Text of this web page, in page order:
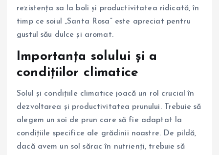
rezistența sa la boli și productivitatea ridicată, în
timp ce soiul „Santa Rosa” este apreciat pentru
gustul său dulce și aromat.
Importanța solului și a
condițiilor climatice
Solul și condițiile climatice joacă un rol crucial în
dezvoltarea și productivitatea prunului. Trebuie să
alegem un soi de prun care să fie adaptat la
condițiile specifice ale grădinii noastre. De pildă,
dacă avem un sol sărac în nutrienți, trebuie să